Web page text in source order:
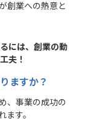
創業への熱意と
には、創業の動
夫！
ますか？
、事業の成功の
す。